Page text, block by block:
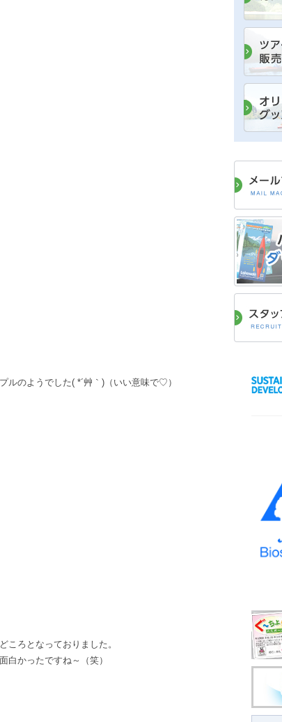
ルのようでした( *´艸｀)（いい意味で♡）
ころとなっておりました。
白かったですね～（笑）